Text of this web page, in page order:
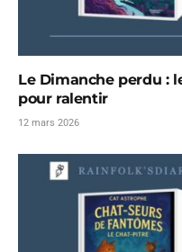
Le Dimanche perdu :
pour ralentir
12 mars 2026